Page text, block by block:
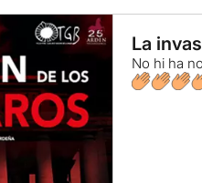
La
No hi ha